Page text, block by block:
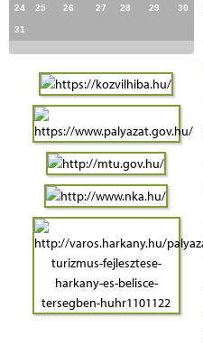
24 25 26 27 28 29 30
31